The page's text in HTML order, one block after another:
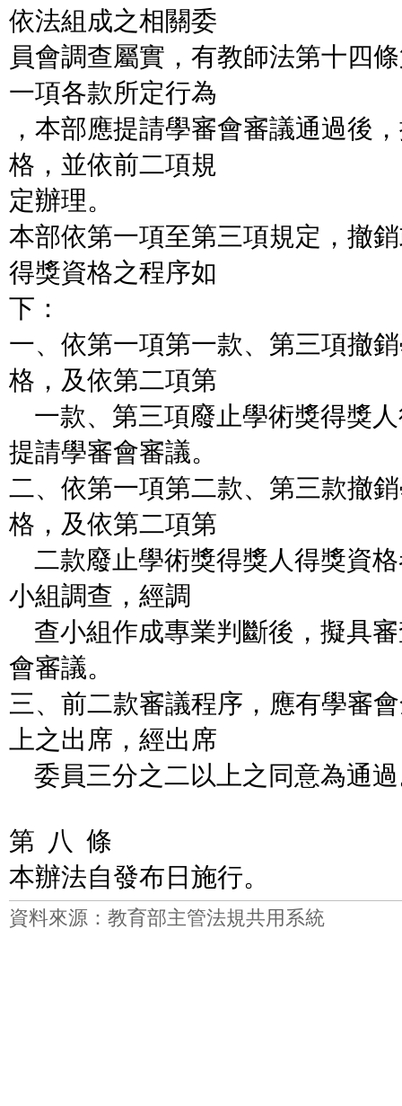
依法組成之相關委
員會調查屬實，有教師法第十四
一項各款所定行為
，本部應提請學審會審議通過後
格，並依前二項規
定辦理。
本部依第一項至第三項規定，撤
得獎資格之程序如
下：
一、依第一項第一款、第三項撤
格，及依第二項第
一款、第三項廢止學術獎得獎
提請學審會審議。
二、依第一項第二款、第三款撤
格，及依第二項第
二款廢止學術獎得獎人得獎資
小組調查，經調
查小組作成專業判斷後，擬具
會審議。
三、前二款審議程序，應有學審
上之出席，經出席
委員三分之二以上之同意為通
第 八 條
本辦法自發布日施行。
資料來源：教育部主管法規共用系統